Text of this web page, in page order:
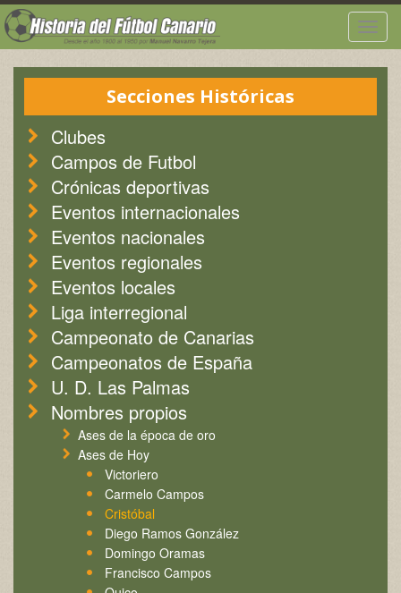
Secciones Históricas
Clubes
Campos de Futbol
Crónicas deportivas
Eventos internacionales
Eventos nacionales
Eventos regionales
Eventos locales
Liga interregional
Campeonato de Canarias
Campeonatos de España
U. D. Las Palmas
Nombres propios
Ases de la época de oro
Ases de Hoy
Victoriero
Carmelo Campos
Cristóbal
Diego Ramos González
Domingo Oramas
Francisco Campos